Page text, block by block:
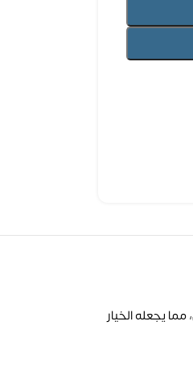
يجعله الخيار